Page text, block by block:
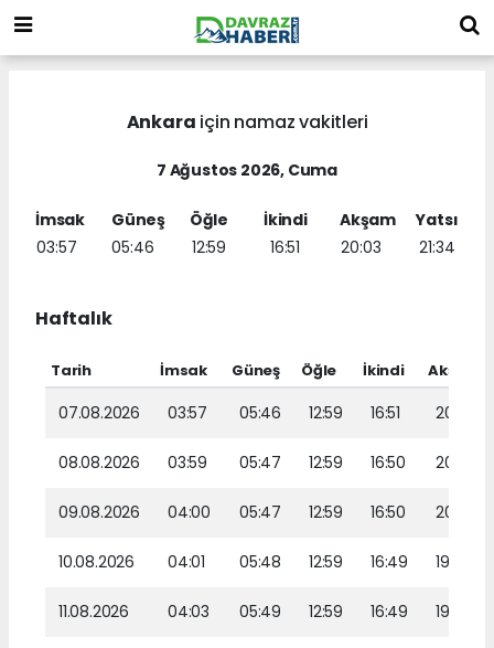
Ankara için namaz vakitleri
7 Ağustos 2026, Cuma
İmsak
03:57
Güneş
05:46
Öğle
12:59
İkindi
16:51
Akşam
20:03
Yatsı
21:34
Haftalık
Tarih İmsak Güneş Öğle İkindi Akşam
07.08.2026 03:57 05:46 12:59 16:51 20:03
08.08.2026 03:59 05:47 12:59 16:50 20:01
09.08.2026 04:00 05:47 12:59 16:50 20:00
10.08.2026 04:01 05:48 12:59 16:49 19:59
11.08.2026 04:03 05:49 12:59 16:49 19:58